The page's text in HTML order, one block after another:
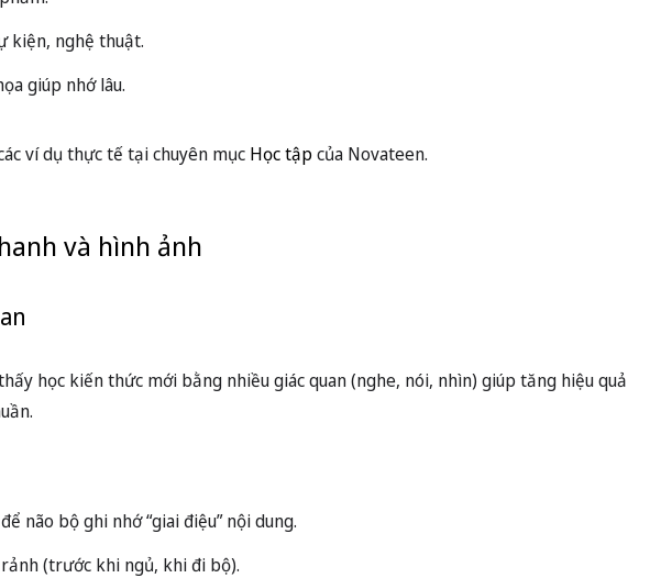
kiện, nghệ thuật.
giúp nhớ lâu.
ví dụ thực tế tại chuyên mục Học tậpcủa Novateen.
và hình ảnh
học kiến thức mới bằng nhiều giác quan (nghe, nói, nhìn) giúp tăng hiệu quả
não bộ ghi nhớ “giai điệu” nội dung.
(trước khi ngủ, khi đi bộ).